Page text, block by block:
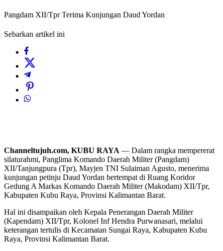
Pangdam XII/Tpr Terima Kunjungan Daud Yordan
Sebarkan artikel ini
Channeltujuh.com, KUBU RAYA — Dalam rangka mempererat
silaturahmi, Panglima Komando Daerah Militer (Pangdam)
XII/Tanjungpura (Tpr), Mayjen TNI Sulaiman Agusto, menerima
kunjungan petinju Daud Yordan bertempat di Ruang Koridor
Gedung A Markas Komando Daerah Militer (Makodam) XII/Tpr,
Kabupaten Kubu Raya, Provinsi Kalimantan Barat.
Hal ini disampaikan oleh Kepala Penerangan Daerah Militer
(Kapendam) XII/Tpr, Kolonel Inf Hendra Purwanasari, melalui
keterangan tertulis di Kecamatan Sungai Raya, Kabupaten Kubu
Raya, Provinsi Kalimantan Barat.